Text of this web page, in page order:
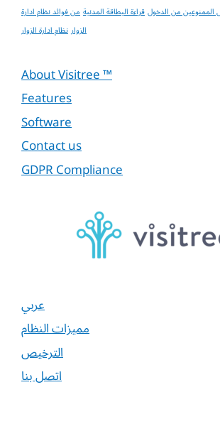
الممنوعين من الدخولقراءة البطاقة المدنيةمن فوائد نظام ادارة
الزوارنظام ادارة الزوار
About Visitree ™
Features
Software
Contact us
GDPR Compliance
عربي
مميزات النظام
الترخيص
اتصل بنا